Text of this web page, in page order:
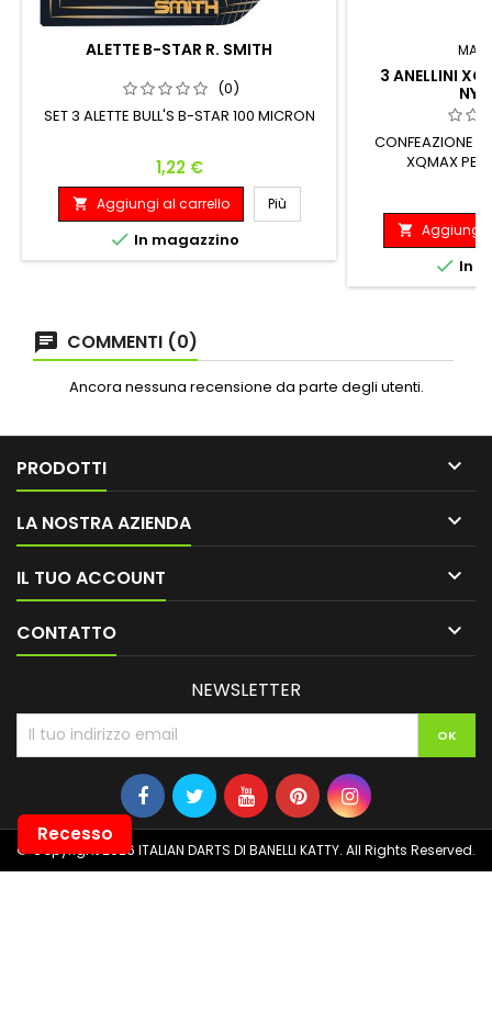
ALETTE B-STAR R. SMITH
(0)
SET 3 ALETTE BULL'S B-STAR 100 MICRON
Prezzo
1,22 €
 Aggiungi al carrello Più
 In magazzino
3 ANELLINI
CONFEAZIONE 3
XQMAX PER
 Aggiungi
 In
COMMENTI (0)
Ancora nessuna recensione da parte degli utenti.
PRODOTTI 
LA NOSTRA AZIENDA 
IL TUO ACCOUNT 
CONTATTO 
NEWSLETTER
© Copyright 2026 ITALIAN DARTS DI BANELLI KATTY. All Rights Reserved.
Recesso